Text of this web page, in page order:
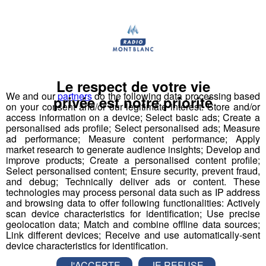
Maître-nageur sauveteur - Maître
nageuse sauveteuse
Professeur de physiques
Responsable accueil restauration H-F
Serveur - Serveuse de restaurant
Serveur - serveuse
We and ourpartnersdo the following data processing based
on your consent and/or our legitimate interest: Store and/or
access information on a device; Select basic ads; Create a
personalised ads profile; Select personalised ads; Measure
ad performance; Measure content performance; Apply
market research to generate audience insights; Develop and
improve products; Create a personalised content profile;
Select personalised content; Ensure security, prevent fraud,
and debug; Technically deliver ads or content. These
technologies may process personal data such as IP address
and browsing data to offer following functionalities: Actively
scan device characteristics for identification; Use precise
geolocation data; Match and combine offline data sources;
Link different devices; Receive and use automatically-sent
device characteristics for identification.
Le respect de votre vie
privée est notre priorité